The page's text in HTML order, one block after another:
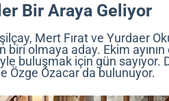
Bir Araya Geliyor
Mert Fırat ve Yurdaer
biri olmaya aday. Ekim
buluşmak için gün sayıyor.
Özge Özacar da bulunuyor.